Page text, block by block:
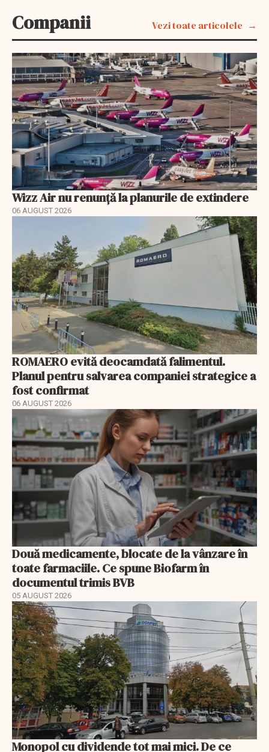
Companii Vezi toate articolele
Wizz Air nu renunță la planurile de extindere
06 AUGUST 2026
ROMAERO evită deocamdată falimentul.
Planul pentru salvarea companiei strategice a
fost confirmat
06 AUGUST 2026
Două medicamente, blocate de la vânzare în
toate farmaciile. Ce spune Biofarm în
documentul trimis BVB
05 AUGUST 2026
Monopol cu dividende tot mai mici. De ce